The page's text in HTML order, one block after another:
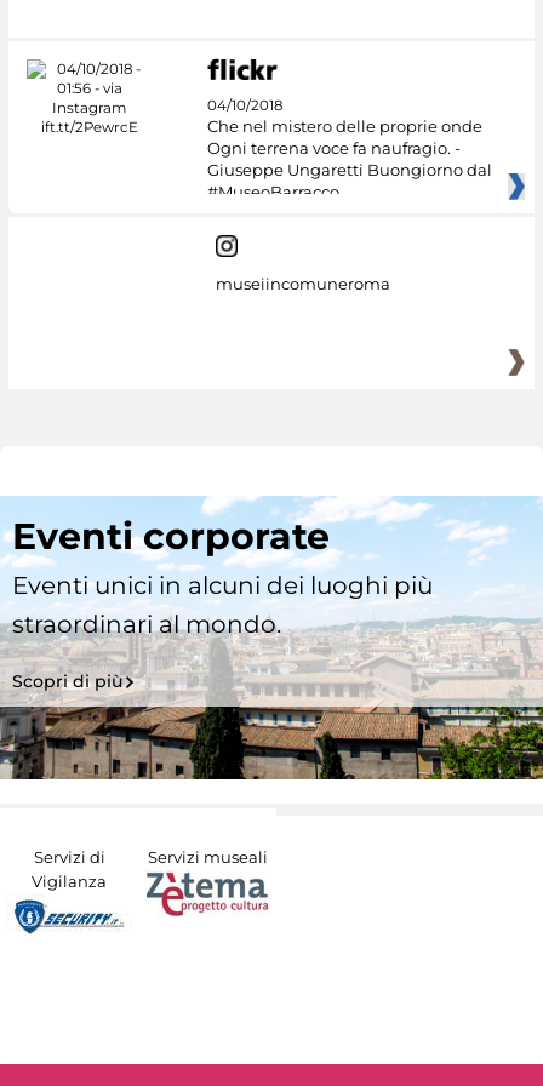
04/10/2018
Che nel mistero delle proprie onde
Ogni terrena voce fa naufragio. -
Giuseppe Ungaretti Buongiorno dal
#MuseoBarracco
museiincomuneroma
Eventi corporate
Eventi unici in alcuni dei luoghi più
straordinari al mondo.
Scopri di più
Servizi di
Vigilanza
Servizi museali